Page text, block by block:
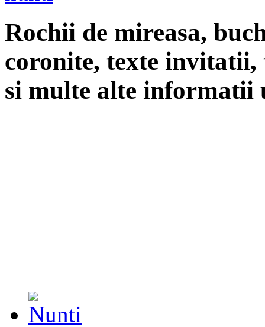
Rochii de mireasa,
coronite, texte
si multe alte informatii